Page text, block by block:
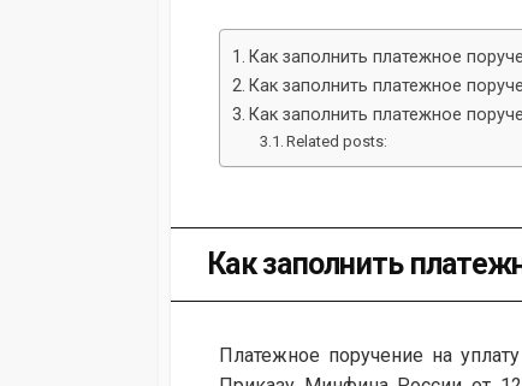
Как заполнить платежное
Как заполнить платежное
Как заполнить платежное
Related posts:
Как заполнить
Платежное поручение на